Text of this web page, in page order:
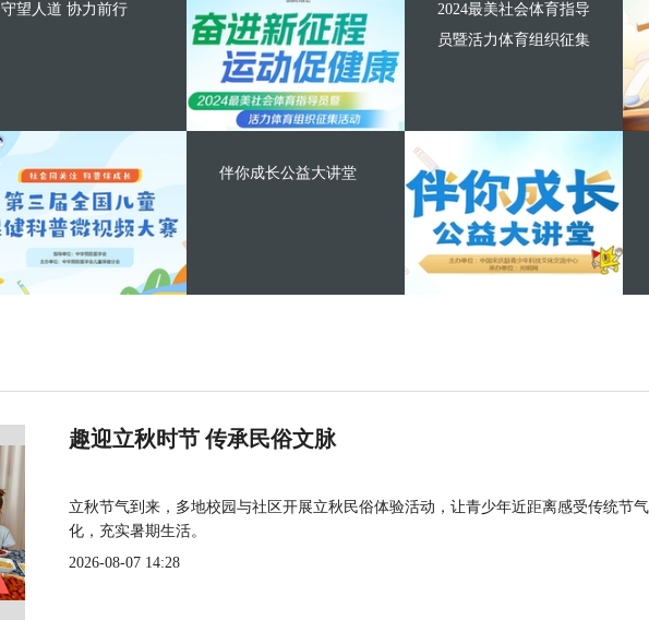
守望人道 协力前行
2024最美社会体育指导
员暨活力体育组织征集
伴你成长公益大讲堂
趣迎立秋时节 传承民俗文脉
立秋节气到来，多地校园与社区开展立秋民俗体验活动，让青少年近距离感受传统节
化，充实暑期生活。
2026-08-07 14:28